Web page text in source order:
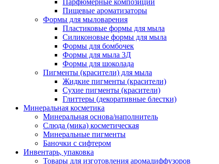
Парфюмерные композиции
Пищевые ароматизаторы
Формы для мыловарения
Пластиковые формы для мыла
Силиконовые формы для мыла
Формы для бомбочек
Формы для мыла 3Д
Формы для шоколада
Пигменты (красители) для мыла
Жидкие пигменты (красители)
Сухие пигменты (красители)
Глиттеры (декоративные блестки)
Минеральная косметика
Минеральная основа/наполнитель
Слюда (мика) косметическая
Минеральные пигменты
Баночки с сифтером
Инвентарь, упаковка
Товары для изготовления аромадиффузоров